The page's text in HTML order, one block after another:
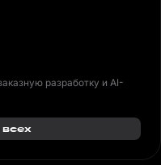
разработку и AI-
всех